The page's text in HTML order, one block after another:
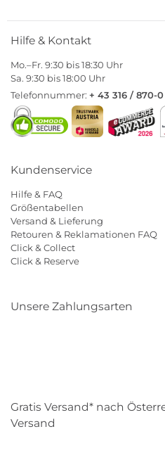
Hilfe & Kontakt
Mo.–Fr. 9:30 bis 18:30 Uhr
Sa. 9:30 bis 18:00 Uhr
Telefonnummer: + 43 316 / 870-0
Kundenservice
Hilfe & FAQ
Größentabellen
Versand & Lieferung
Retouren & Reklamationen FAQ
Click & Collect
Click & Reserve
Unsere Zahlungsarten
Gratis Versand* nach
Versand